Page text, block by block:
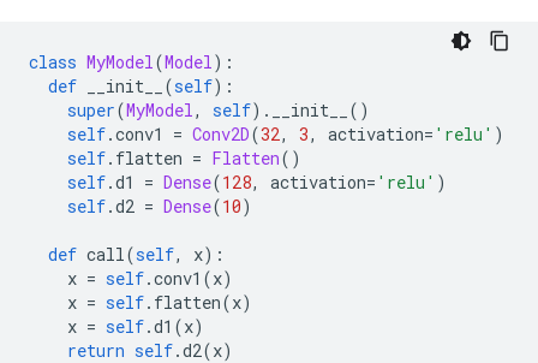
class MyModel(Model):
def __init__ (self):
super(MyModel, self). __init__
()
self.conv1 = Conv2D(32, 3, activation= 'relu' )
self. flatten = Flatten()
self.d1 = Dense(128, activation= 'relu' )
self.d2 = Dense(10)
def call(self, x):
x = self.conv1 (x)
x = self. flatten(x)
x = self.d1 (x)
return self.d2(x)